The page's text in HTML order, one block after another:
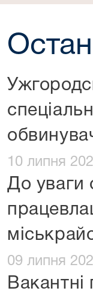
10 липня
До уваги
09 липня